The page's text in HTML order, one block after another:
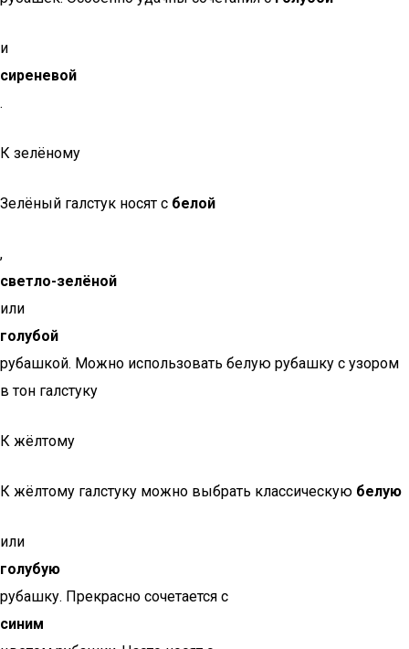
и
сиреневой
.
К зелёному
Зелёный галстук носят с белой
,
светло-зелёной
или
голубой
рубашкой. Можно использовать белую рубашку с узором
в тон галстуку
К жёлтому
К жёлтому галстуку можно выбрать классическую белую
или
голубую
рубашку. Прекрасно сочетается с
синим